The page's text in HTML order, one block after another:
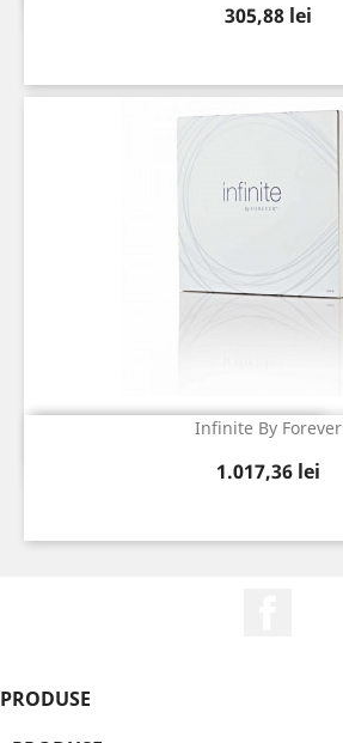
Pret
305,88 lei
Infinite By Forever
Pret
1.017,36 lei
Vizualizare rapida
PRODUSE